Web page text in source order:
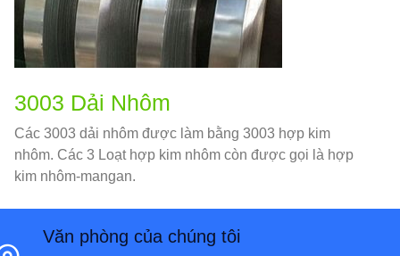
3003 Dải Nhôm
Các 3003 dải nhôm được làm bằng 3003 hợp kim
nhôm. Các 3 Loạt hợp kim nhôm còn được gọi là hợp
kim nhôm-mangan.
Văn phòng của chúng tôi